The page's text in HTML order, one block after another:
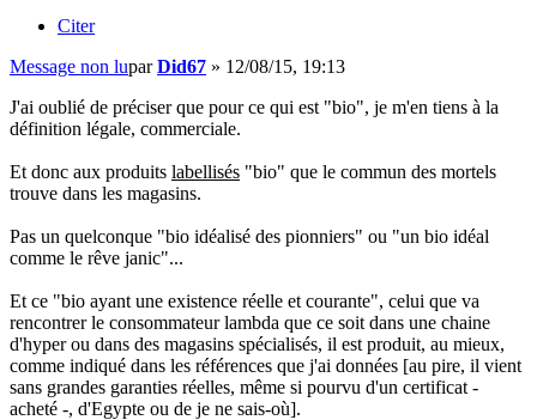
Citer
Message non luparDid67 » 12/08/15, 19:13
J'ai oublié de préciser que pour ce qui est "bio", je m'en tiens à la
définition légale, commerciale.
Et donc aux produits labellisés "bio" que le commun des mortels
trouve dans les magasins.
Pas un quelconque "bio idéalisé des pionniers" ou "un bio idéal
comme le rêve janic"...
Et ce "bio ayant une existence réelle et courante", celui que va
rencontrer le consommateur lambda que ce soit dans une chaine
d'hyper ou dans des magasins spécialisés, il est produit, au mieux,
comme indiqué dans les références que j'ai données [au pire, il vient
sans grandes garanties réelles, même si pourvu d'un certificat -
acheté -, d'Egypte ou de je ne sais-où].